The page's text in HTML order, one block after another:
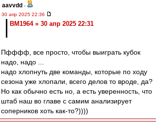
aavvdd -
30 апр 2025 22:36
BM1964 » 30 апр 2025 22:31
Пфффф, все просто, чтобы выиграть кубок
надо, надо ...
надо хлопнуть две команды, которые по ходу
сезона уже хлопали, всего делов то вроде, да?
Но как обычно есть но, а есть уверенность, что
штаб наш во главе с самим анализирует
соперников хоть как-то?))))